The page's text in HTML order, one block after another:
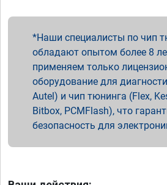
Наши специалисты по чип
обладают опытом более 8
применяем только
оборудование для
Autel) и чип тюнинга (Flex,
Bitbox, PCMFlash), что
безопасность для